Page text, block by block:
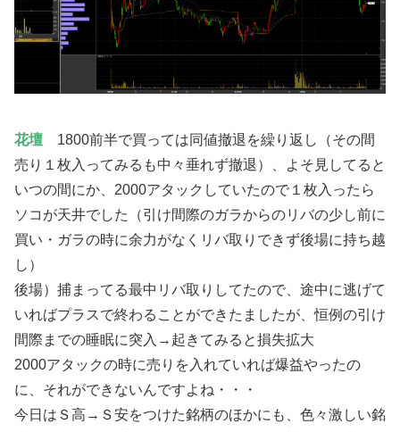
花壇 1800前半で買っては同値撤退を繰り返し（その間
売り１枚入ってみるも中々垂れず撤退）、よそ見してると
いつの間にか、2000アタックしていたので１枚入ったら
ソコが天井でした（引け間際のガラからのリバの少し前に
買い・ガラの時に余力がなくリバ取りできず後場に持ち越
し）
後場）捕まってる最中リバ取りしてたので、途中に逃げて
いればプラスで終わることができたましたが、恒例の引け
間際までの睡眠に突入→起きてみると損失拡大
2000アタックの時に売りを入れていれば爆益やったの
に、それができないんですよね・・・
今日はＳ高→Ｓ安をつけた銘柄のほかにも、色々激しい銘